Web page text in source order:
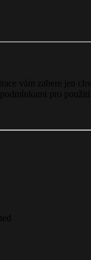
vám zabere jen
pro